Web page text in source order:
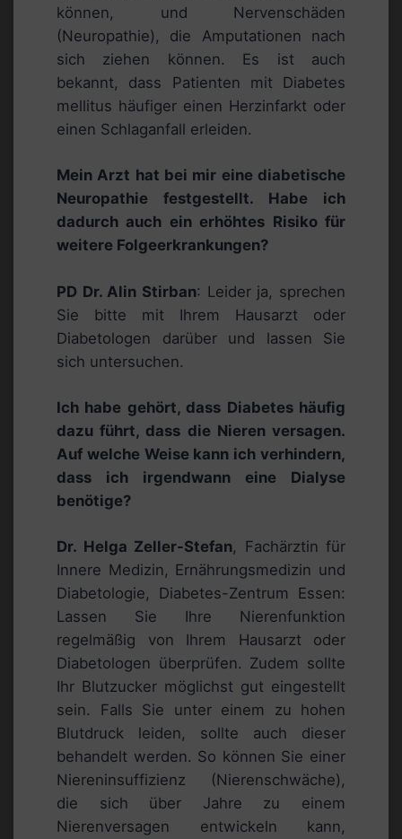
können, und Nervenschäden
(Neuropathie), die Amputationen nach
sich ziehen können. Es ist auch
bekannt, dass Patienten mit Diabetes
mellitus häufiger einen Herzinfarkt oder
einen Schlaganfall erleiden.
Mein Arzt hat bei mir eine diabetische
Neuropathie festgestellt. Habe ich
dadurch auch ein erhöhtes Risiko für
weitere Folgeerkrankungen?
PD Dr. Alin Stirban: Leider ja, sprechen
Sie bitte mit Ihrem Hausarzt oder
Diabetologen darüber und lassen Sie
sich untersuchen.
Ich habe gehört, dass Diabetes häufig
dazu führt, dass die Nieren versagen.
Auf welche Weise kann ich verhindern,
dass ich irgendwann eine Dialyse
benötige?
Dr. Helga Zeller-Stefan, Fachärztin für
Innere Medizin, Ernährungsmedizin und
Diabetologie, Diabetes-Zentrum Essen:
Lassen Sie Ihre Nierenfunktion
regelmäßig von Ihrem Hausarzt oder
Diabetologen überprüfen. Zudem sollte
Ihr Blutzucker möglichst gut eingestellt
sein. Falls Sie unter einem zu hohen
Blutdruck leiden, sollte auch dieser
behandelt werden. So können Sie einer
Niereninsuffizienz (Nierenschwäche),
die sich über Jahre zu einem
Nierenversagen entwickeln kann,